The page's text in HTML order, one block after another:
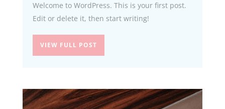
Welcome to WordPress. This is your first post.
Edit or delete it, then start writing!
VIEW FULL POST